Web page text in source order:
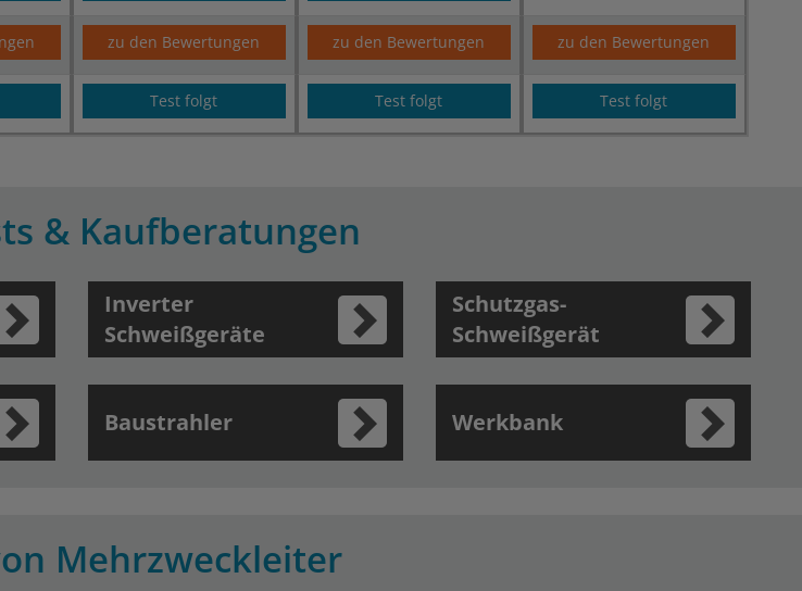
zu den Bewertungen zu den Bewertungen zu den Bewertungen
Test folgt Test folgt Test folgt
& Kaufberatungen
Inverter
Schweißgeräte
Schutzgas-
Schweißgerät
Baustrahler Werkbank
Mehrzweckleiter